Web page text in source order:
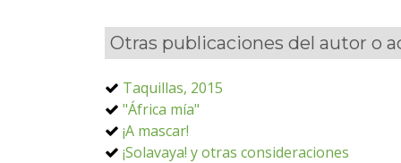
Otras publicaciones del autor o
Taquillas, 2015
"África mía"
¡A mascar!
¡Solavaya! y otras consideraciones